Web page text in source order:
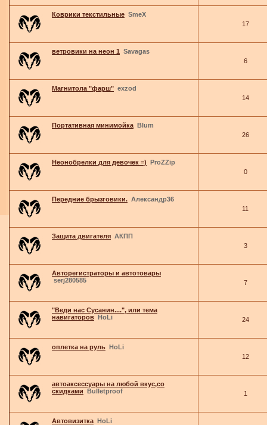
Коврики текстильные SmeX
17
ветровики на неон 1 Savagas
6
Магнитола "фарш" exzod
14
Портативная минимойка Blum
26
Неонобрелки для девочек =) ProZZip
0
Передние брызговики. Александр36
11
Защита двигателя АКПП
3
Авторегистраторы и автотовары
serj280585
7
"Веди нас Сусанин....", или тема
навигаторов HoLi 24
оплетка на руль HoLi
12
автоаксессуары на любой вкус,со
скидками Bulletproof 1
Автовизитка HoLi